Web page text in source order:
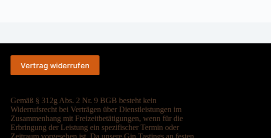
Vertrag widerrufen
Gemäß § 312g Abs. 2 Nr. 9 BGB besteht kein
Widerrufsrecht bei Verträgen über Dienstleistungen im
Zusammenhang mit Freizeitbetätigungen, wenn für die
Erbringung der Leistung ein spezifischer Termin oder
Zeitraum vorgesehen ist. Da unsere Gin Tastings an festen